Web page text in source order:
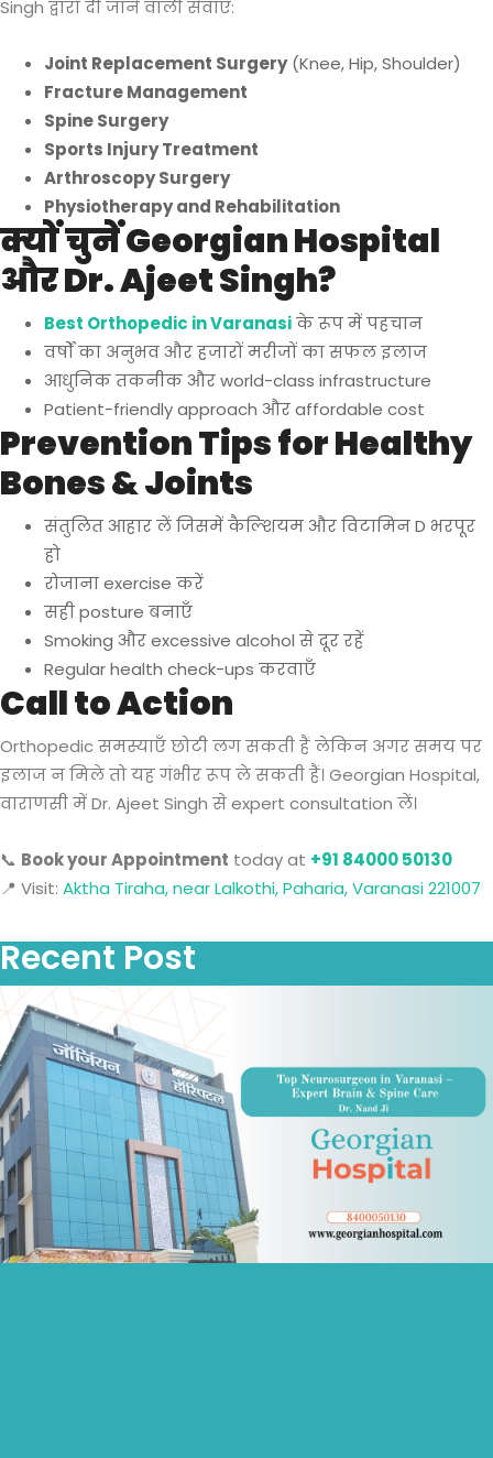
Singh द्वारा दी जाने वाली सेवाएँ:
Joint Replacement Surgery(Knee, Hip, Shoulder)
Fracture Management
Spine Surgery
Sports Injury Treatment
Arthroscopy Surgery
Physiotherapy and Rehabilitation
क्यों चुनें Georgian Hospital
और Dr. Ajeet Singh?
Best Orthopedic in Varanasiके रूप में पहचान
वर्षों का अनुभव और हजारों मरीजों का सफल इलाज
आधुनिक तकनीक और world-class infrastructure
Patient-friendly approach और affordable cost
Prevention Tips for Healthy
Bones & Joints
संतुलित आहार लें जिसमें कैल्शियम और विटामिन D भरपूर
हो
रोजाना exercise करें
सही posture बनाएँ
Smoking और excessive alcohol से दूर रहें
Regular health check-ups करवाएँ
Call to Action
Orthopedic समस्याएँ छोटी लग सकती हैं लेकिन अगर समय पर
इलाज न मिले तो यह गंभीर रूप ले सकती हैं। Georgian Hospital,
वाराणसी में Dr. Ajeet Singh से expert consultation लें।
📞 Book your Appointment today at +91 84000 50130
📍 Visit: Aktha Tiraha, near Lalkothi, Paharia, Varanasi 221007
Recent Post